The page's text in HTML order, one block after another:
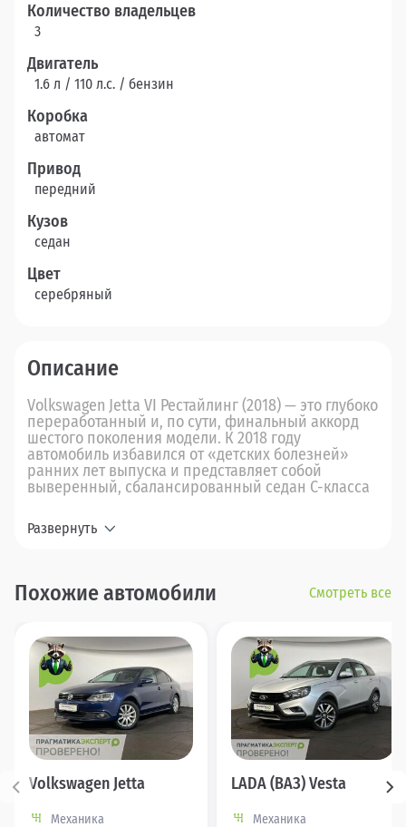
Количество владельцев
3
Двигатель
1.6 л / 110 л.c. / бензин
Коробка
автомат
Привод
передний
Кузов
седан
Цвет
серебряный
Описание
Volkswagen Jetta VI Рестайлинг (2018) — это глубоко
переработанный и, по сути, финальный аккорд
шестого поколения модели. К 2018 году
автомобиль избавился от «детских болезней»
ранних лет выпуска и представляет собой
выверенный, сбалансированный седан С-класса
Развернуть
Похожие автомобили Смотреть все
Volkswagen Jetta
Механика
LADA (ВАЗ) Vesta
Механика